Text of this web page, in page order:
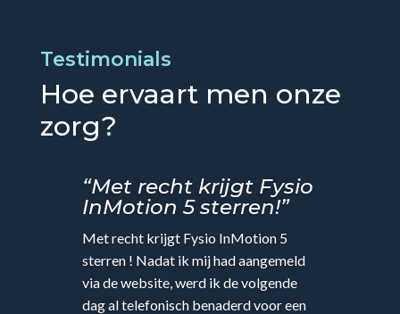
Testimonials
Hoe ervaart men onze
zorg?
“Met recht krijgt Fysio
InMotion 5 sterren!”
Met recht krijgt Fysio InMotion 5
sterren ! Nadat ik mij had aangemeld
via de website, werd ik de volgende
dag al telefonisch benaderd voor een